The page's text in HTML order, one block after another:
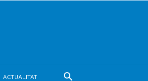
ACTUALITAT